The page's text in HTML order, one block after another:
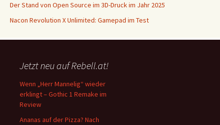
Der Stand von Open Source im 3D-Druck im Jahr 2025
Nacon Revolution X Unlimited: Gamepad im Test
Jetzt neu auf Rebell.at!
Wenn „Herr Mannelig“ wieder
erklingt – Gothic 1 Remake im
Review
Ananas auf der Pizza? Nach